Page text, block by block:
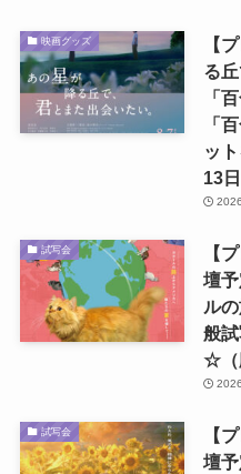
映画グッズ
【
る
「
「
ッ
13日
試写会
【
壇
ル
般
☆（
試写会
【
壇